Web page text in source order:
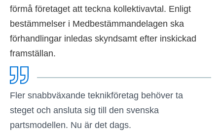
förmå företaget att teckna kollektivavtal. Enligt
bestämmelser i Medbestämmandelagen ska
förhandlingar inledas skyndsamt efter inskickad
framställan.
Fler snabbväxande teknikföretag behöver ta
steget och ansluta sig till den svenska
partsmodellen. Nu är det dags.